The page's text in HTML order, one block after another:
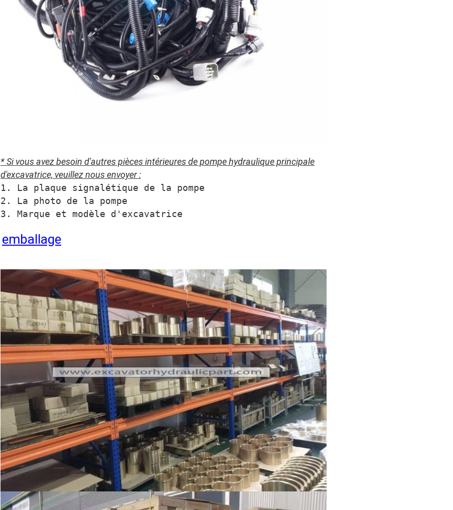
* Si vous avez besoin d'autres pièces intérieures de pompe hydraulique principale
d'excavatrice, veuillez nous envoyer :
1. La plaque signalétique de la pompe
2. La photo de la pompe
3. Marque et modèle d'excavatrice
emballage